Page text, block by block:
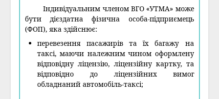
Індивідуальним членом ВГО «УТМА» може
бути дієздатна фізична особа-підприємець
(ФОП), яка здійснює:
перевезення пасажирів та їх багажу на
таксі, маючи належним чином оформлену
відповідну ліцензію, ліцензійну картку, та
відповідно до ліцензійних вимог
обладнаний автомобіль-таксі;